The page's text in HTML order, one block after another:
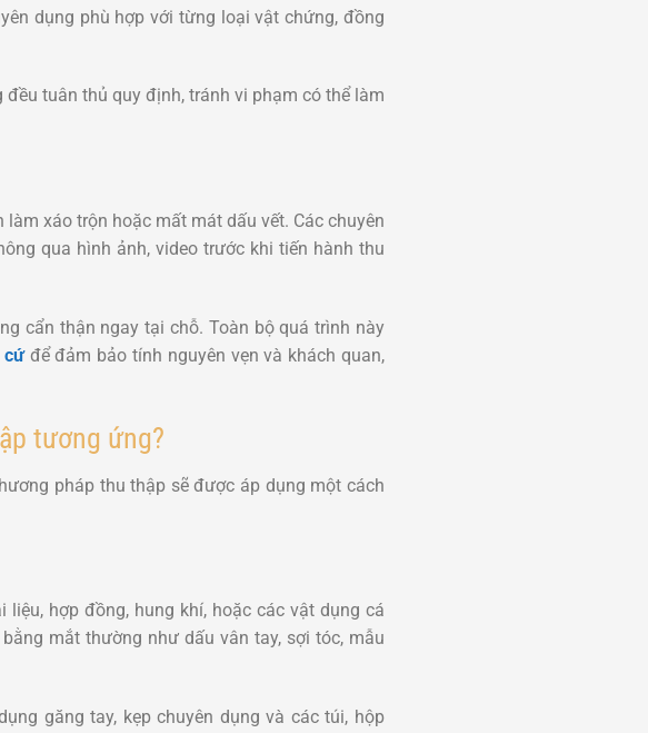
dụng phù hợp với từng loại vật chứng, đồng
tuân thủ quy định, tránh vi phạm có thể làm
xáo trộn hoặc mất mát dấu vết. Các chuyên
qua hình ảnh, video trước khi tiến hành thu
cẩn thận ngay tại chỗ. Toàn bộ quá trình này
cứđể đảm bảo tính nguyên vẹn và khách quan,
tương ứng?
pháp thu thập sẽ được áp dụng một cách
hợp đồng, hung khí, hoặc các vật dụng cá
mắt thường như dấu vân tay, sợi tóc, mẫu
găng tay, kẹp chuyên dụng và các túi, hộp